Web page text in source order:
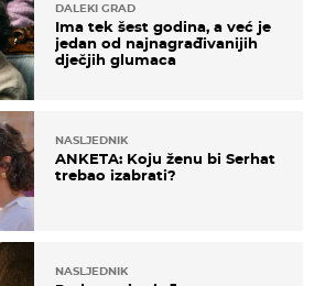
DALEKI GRAD
Ima tek šest godina, a već je
jedan od najnagrađivanijih
dječjih glumaca
NASLJEDNIK
ANKETA: Koju ženu bi Serhat
trebao izabrati?
NASLJEDNIK